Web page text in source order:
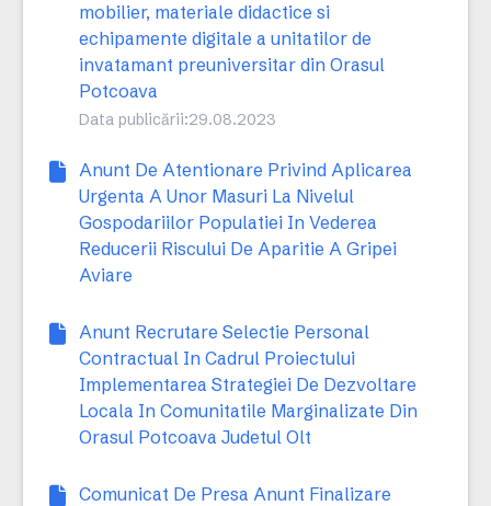
mobilier, materiale didactice si
echipamente digitale a unitatilor de
invatamant preuniversitar din Orasul
Potcoava
Data publicării:29.08.2023
Anunt De Atentionare Privind Aplicarea
Urgenta A Unor Masuri La Nivelul
Gospodariilor Populatiei In Vederea
Reducerii Riscului De Aparitie A Gripei
Aviare
Anunt Recrutare Selectie Personal
Contractual In Cadrul Proiectului
Implementarea Strategiei De Dezvoltare
Locala In Comunitatile Marginalizate Din
Orasul Potcoava Judetul Olt
Comunicat De Presa Anunt Finalizare